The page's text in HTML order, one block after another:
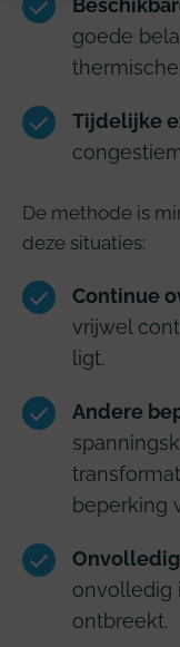
goede
Tijdelijke
De methode is
deze situaties:
Continue
vrijwel
ligt.
Andere
beperking
onvolledig
ontbreekt.